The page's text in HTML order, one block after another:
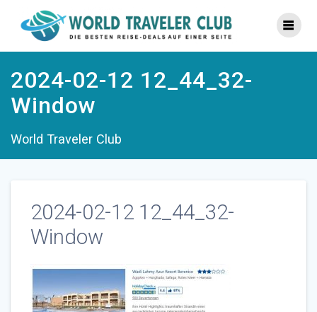
Inhalt
springen
2024-02-12 12_44_32-
Window
World Traveler Club
2024-02-12 12_44_32-
Window